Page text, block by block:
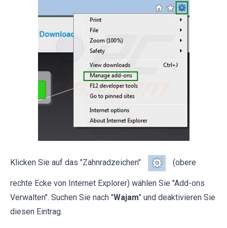
Klicken Sie auf das "Zahnradzeichen" (obere
rechte Ecke von Internet Explorer) wählen Sie "Add-ons
Verwalten". Suchen Sie nach "Wajam" und deaktivieren Sie
diesen Eintrag.